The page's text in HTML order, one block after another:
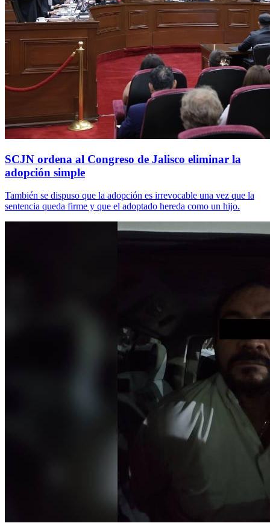
SCJN ordena al Congreso de Jalisco eliminar la
adopción simple
También se dispuso que la adopción es irrevocable una vez que la
sentencia queda firme y que el adoptado hereda como un hijo.